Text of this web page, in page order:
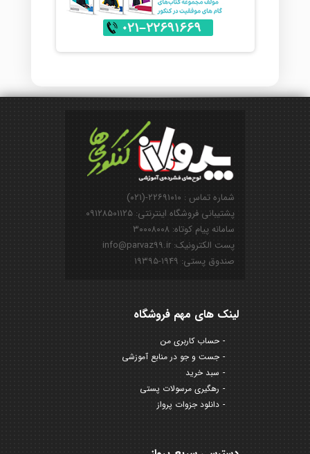
شماره تماس : ۲۲۶۹۱۰۱۰-(۰۲۱)
پشتیبانی فروشگاه اینترنتی: ۰۹۱۲۸۵۰۱۱۲۵
سامانه پیام کوتاه: ۳۰۰۰۸۰۰۸
پست الکترونیک: info@parvaz99.ir
صندوق پستی: ۱۹۴۹-۱۹۳۹۵
لینک های مهم فروشگاه
حساب کاربری من
جست و جو در منابع آموزشی
سبد خرید
رهگیری مرسولات پستی
دانلود جزوات پرواز